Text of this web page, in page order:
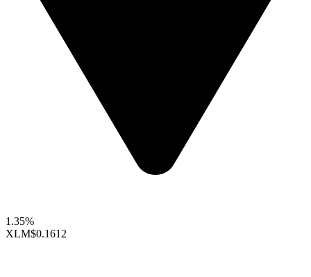
1.35%
XLM$0.1612